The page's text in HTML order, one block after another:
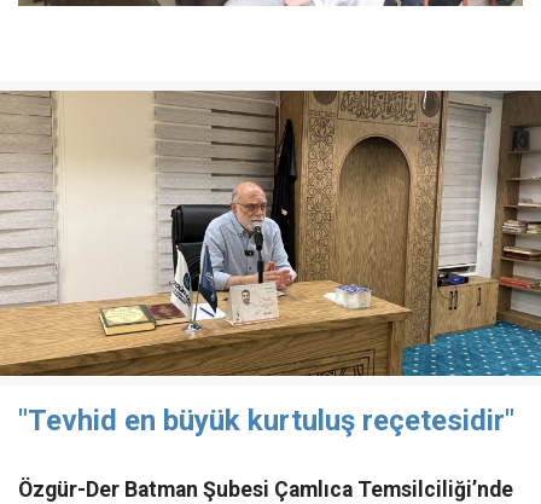
"Tevhid en büyük kurtuluş reçetesidir"
Özgür-Der Batman Şubesi Çamlıca Temsilciliği’nde